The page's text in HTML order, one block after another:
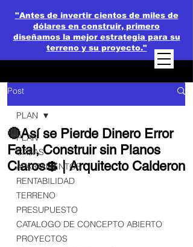
"Antes de invertir cientos de miles de
dólares en construir, primero
diseñamos la mejor estrategia para su
terreno y su proyecto."
Post
PLAN
CASAS
APARTAMENTOS
RENTABILIDAD
TERRENO
PRESUPUESTO
CATALOGO DE CONCEPTO ABIERTO
PROYECTOS
PLAN
🔴Así se Pierde Dinero Error
Fatal, Construir sin Planos
Claros💲 | Arquitecto Calderon